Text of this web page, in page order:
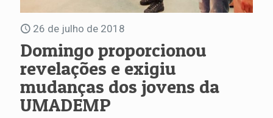
26 de julho de 2018
Domingo proporcionou
revelações e exigiu
mudanças dos jovens da
UMADEMP